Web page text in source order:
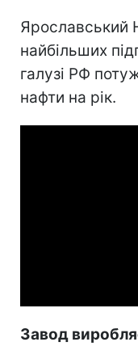
Ярославський
найбільших
галузі РФ
нафти на рік.
Завод